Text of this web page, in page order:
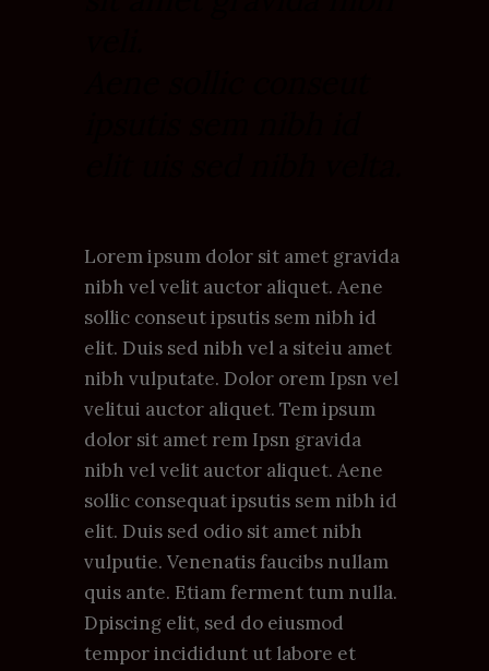
Lorem ipsum dolor sit amet gravida
nibh vel velit auctor aliquet. Aene
sollic conseut ipsutis sem nibh id
elit. Duis sed nibh vel a siteiu amet
nibh vulputate. Dolor orem Ipsn vel
velitui auctor aliquet. Tem ipsum
dolor sit amet rem Ipsn gravida
nibh vel velit auctor aliquet. Aene
sollic consequat ipsutis sem nibh id
elit. Duis sed odio sit amet nibh
vulputie. Venenatis faucibs nullam
quis ante. Etiam ferment tum nulla.
Dpiscing elit, sed do eiusmod
tempor incididunt ut labore et